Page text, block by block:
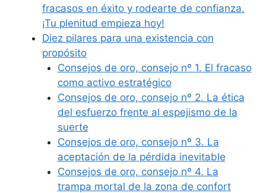
fracasos en éxito y rodearte de confianza.
¡Tu plenitud empieza hoy!
Diez pilares para una existencia con
propósito
Consejos de oro, consejo nº 1. El fracaso
como activo estratégico
Consejos de oro, consejo nº 2. La ética
del esfuerzo frente al espejismo de la
suerte
Consejos de oro, consejo nº 3. La
aceptación de la pérdida inevitable
Consejos de oro, consejo nº 4. La
trampa mortal de la zona de confort